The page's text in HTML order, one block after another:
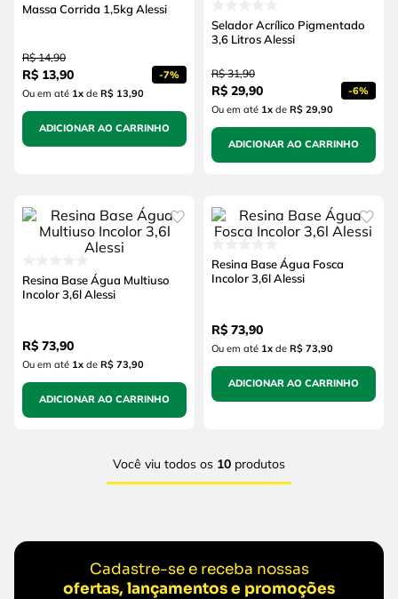
Massa Corrida 1,5kg Alessi
R$ 14,90
R$ 13,90 -7%
Ou em até 1xde R$ 13,90
ADICIONAR AO CARRINHO
Selador Acrílico Pigmentado
3,6 Litros Alessi
R$ 31,90
R$ 29,90 -6%
Ou em até 1xde R$ 29,90
ADICIONAR AO CARRINHO
Resina Base Água Multiuso
Incolor 3,6l Alessi
R$ 73,90
Ou em até 1xde R$ 73,90
ADICIONAR AO CARRINHO
Resina Base Água Fosca
Incolor 3,6l Alessi
R$ 73,90
Ou em até 1xde R$ 73,90
ADICIONAR AO CARRINHO
Você viu todos os 10 produtos
Cadastre-se e receba nossas
ofertas, lançamentos e promoções